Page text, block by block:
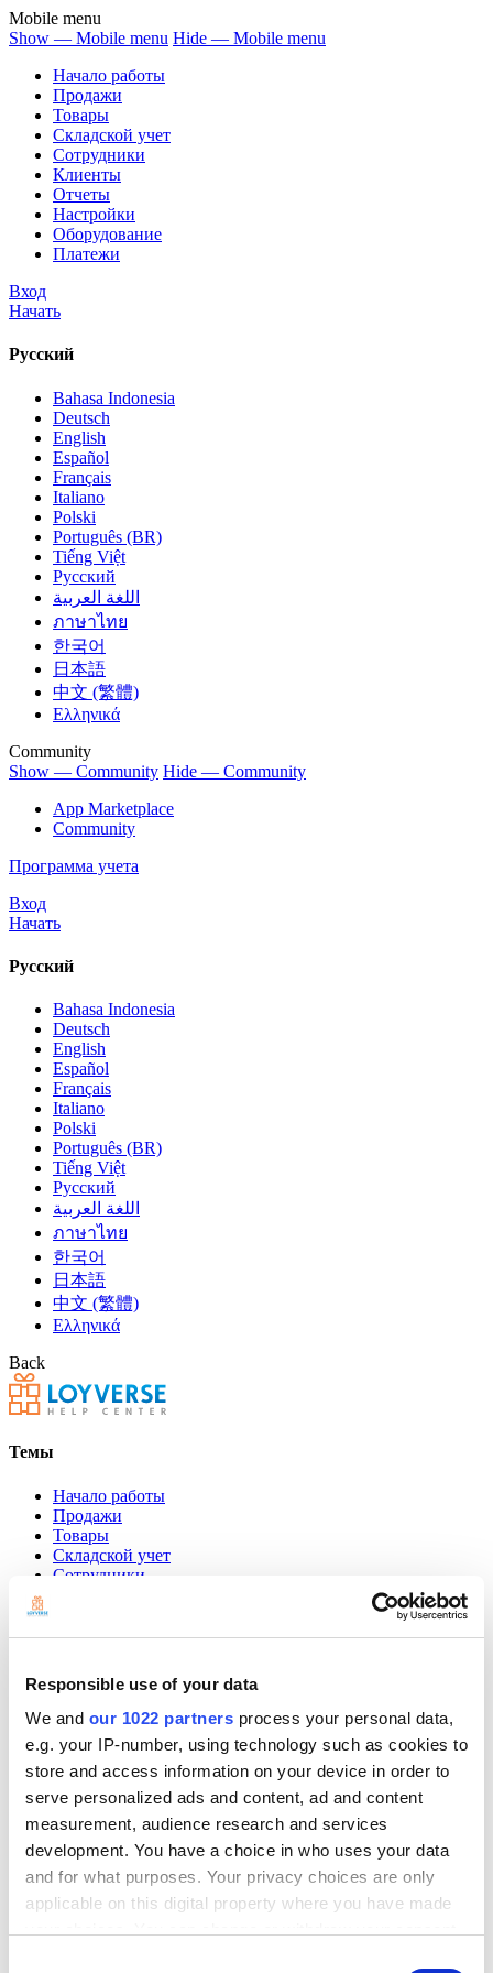
Responsible use of your data
We and our 1022 partners process your personal data,
e.g. your IP-number, using technology such as cookies to
store and access information on your device in order to
serve personalized ads and content, ad and content
measurement, audience research and services
development. You have a choice in who uses your data
and for what purposes. Your privacy choices are only
applicable on this digital property where you have made
Mobile menu
Show — Mobile menu Hide — Mobile menu
Начало работы
Продажи
Товары
Cкладской учет
Сотрудники
Клиенты
Отчеты
Настройки
Оборудование
Платежи
Вход
Начать
Русский
Bahasa Indonesia
Deutsch
English
Español
Français
Italiano
Polski
Português (BR)
Tiếng Việt
Русский
اللغة العربية
ภาษาไทย
한국어
日本語
中文 (繁體)
Ελληνικά
Community
Show — Community Hide — Community
App Marketplace
Community
Программа учета
Вход
Начать
Русский
Bahasa Indonesia
Deutsch
English
Español
Français
Italiano
Polski
Português (BR)
Tiếng Việt
Русский
اللغة العربية
ภาษาไทย
한국어
日本語
中文 (繁體)
Ελληνικά
Back
Темы
Начало работы
Продажи
Товары
Cкладской учет
Сотрудники
Настройки
Платежи
Loyverse.com
Community
Show — Community Hide — Community
App Marketplace
Community